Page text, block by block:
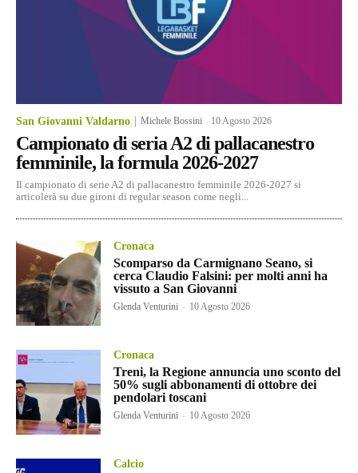
San Giovanni Valdarno Michele Bossini - 10 Agosto 2026
Campionato di seria A2 di pallacanestro
femminile, la formula 2026-2027
Il campionato di serie A2 di pallacanestro femminile 2026-2027 si
articolerà su due gironi di regular season come negli...
Cronaca
Scomparso da Carmignano Seano, si
cerca Claudio Falsini: per molti anni ha
vissuto a San Giovanni
Glenda Venturini - 10 Agosto 2026
Cronaca
Treni, la Regione annuncia uno sconto del
50% sugli abbonamenti di ottobre dei
pendolari toscani
Glenda Venturini - 10 Agosto 2026
Calcio